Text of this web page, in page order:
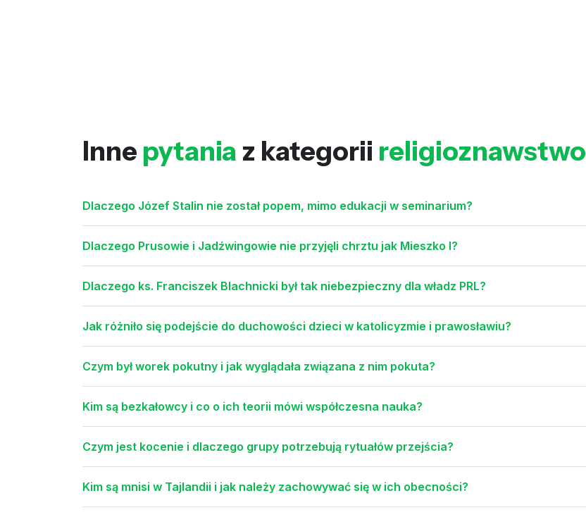
Inne pytania z kategorii religioznawstwo
Dlaczego Józef Stalin nie został popem, mimo edukacji w seminarium?
Dlaczego Prusowie i Jadźwingowie nie przyjęli chrztu jak Mieszko I?
Dlaczego ks. Franciszek Blachnicki był tak niebezpieczny dla władz PRL?
Jak różniło się podejście do duchowości dzieci w katolicyzmie i prawosławiu?
Czym był worek pokutny i jak wyglądała związana z nim pokuta?
Kim są bezkałowcy i co o ich teorii mówi współczesna nauka?
Czym jest kocenie i dlaczego grupy potrzebują rytuałów przejścia?
Kim są mnisi w Tajlandii i jak należy zachowywać się w ich obecności?